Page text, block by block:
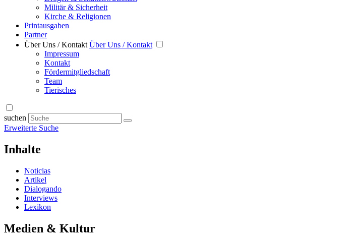
Militär & Sicherheit
Kirche & Religionen
Printausgaben
Partner
Über Uns / Kontakt Über Uns / Kontakt
Impressum
Kontakt
Fördermitgliedschaft
Team
Tierisches
suchen
Erweiterte Suche
Inhalte
Noticias
Artikel
Dialogando
Interviews
Lexikon
Medien & Kultur